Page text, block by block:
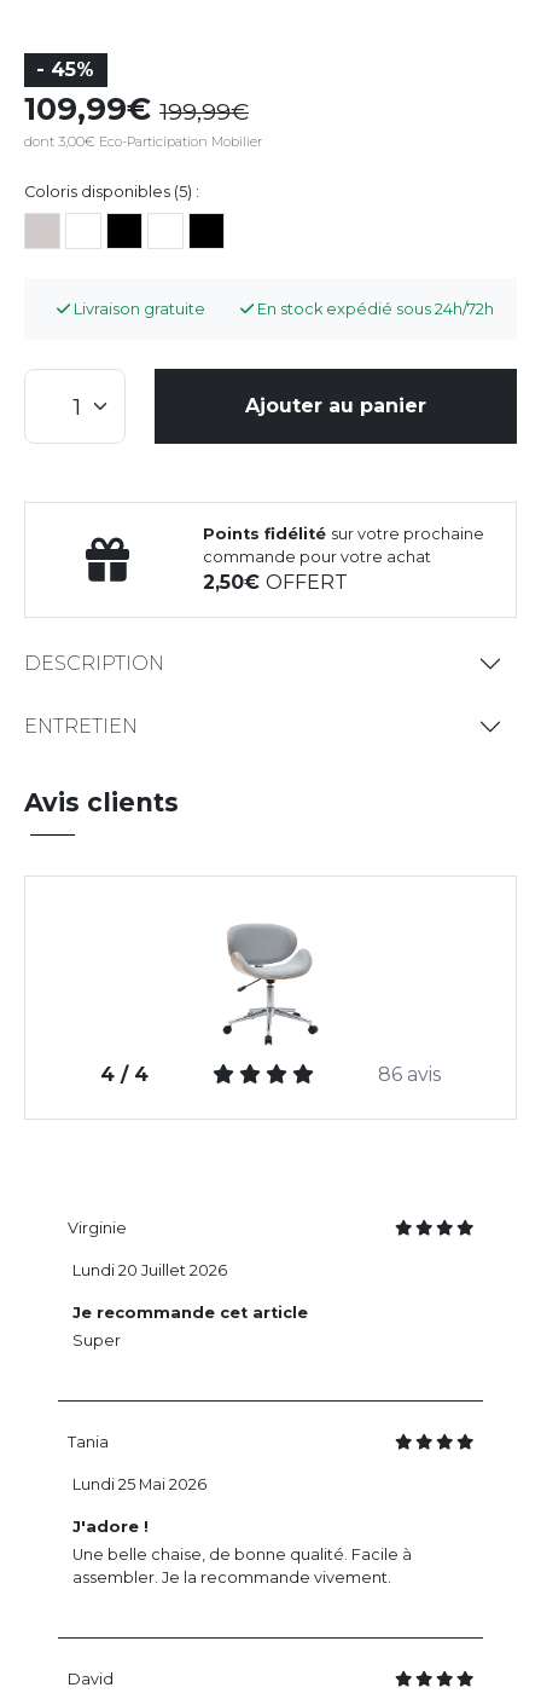
- 45%
109,99 199,99
dont 3,00€ Eco-Participation Mobilier
Coloris disponibles (5) :
Livraison gratuite En stock expédié sous 24h/72h
Ajouter au panier
Points fidélité sur votre prochaine
commande pour votre achat
2,50OFFERT
DESCRIPTION
ENTRETIEN
Avis clients
4 / 4 86 avis
Virginie
Je recommande cet article
Super
Lundi 20 Juillet 2026
Tania
J'adore !
Une belle chaise, de bonne qualité. Facile à
assembler. Je la recommande vivement.
Lundi 25 Mai 2026
David